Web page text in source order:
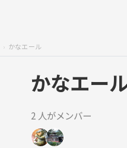
かなエール
かなエー
2 人がメンバー